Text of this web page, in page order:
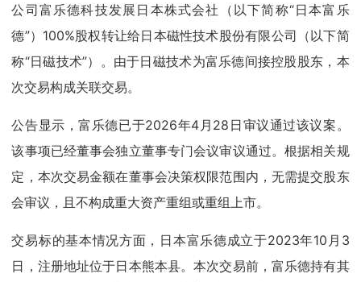
公司富乐德科技发展日本株式会社（以下简称“日本富乐
德”）100%股权转让给日本磁性技术股份有限公司（以下简
称“日磁技术”）。由于日磁技术为富乐德间接控股股东，本
次交易构成关联交易。
公告显示，富乐德已于2026年4月28日审议通过该议案。
该事项已经董事会独立董事专门会议审议通过。根据相关规
定，本次交易金额在董事会决策权限范围内，无需提交股东
会审议，且不构成重大资产重组或重组上市。
交易标的基本情况方面，日本富乐德成立于2023年10月3
日，注册地址位于日本熊本县。本次交易前，富乐德持有其